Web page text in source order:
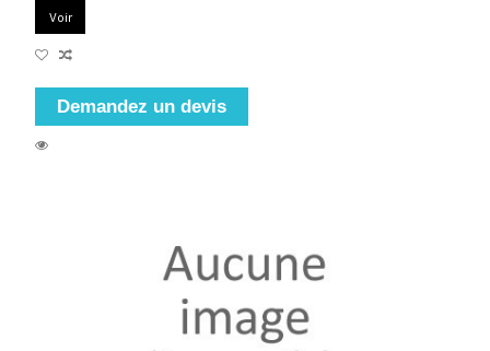
Voir
Demandez un devis